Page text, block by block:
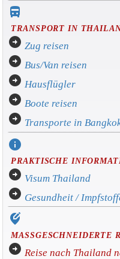
directions_bus_filled
TRANSPORT IN
arrow_circle_right Zug reisen
arrow_circle_right Bus/Van reisen
arrow_circle_right Hausflügler
arrow_circle_right Boote reisen
arrow_circle_right Transporte in
info
PRAKTISCHE
arrow_circle_right Visum Thailand
arrow_circle_right Gesundheit /
edit_location_alt
MASSGESCHNEIDERTE
arrow_circle_right Reise nach Thailand